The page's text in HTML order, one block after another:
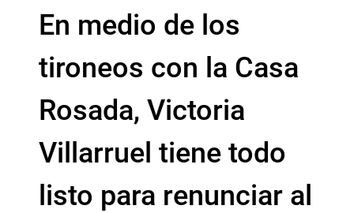
En medio de los
tironeos con la Casa
Rosada, Victoria
Villarruel tiene todo
listo para renunciar al